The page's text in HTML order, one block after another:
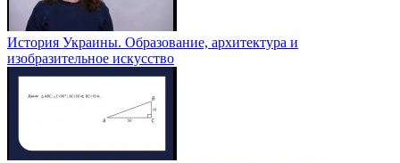
История Украины. Образование, архитектура и
изобразительное искусство